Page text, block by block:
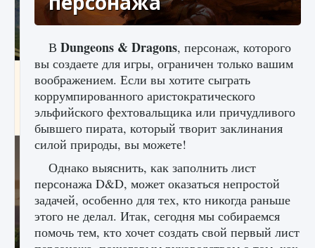
Как исправить ошибку Palworld «Идет
сохранение мира — Невозможно начать
сохранение данных мира»
9 августа 2024 2 511 0 0
В Dungeons & Dragons, персонаж, которого
вы создаете для игры, ограничен только вашим
воображением. Если вы хотите сыграть
коррумпированного аристократического
эльфийского фехтовальщика или причудливого
бывшего пирата, который творит заклинания
силой природы, вы можете!
Однако выяснить, как заполнить лист
персонажа D&D, может оказаться непростой
задачей, особенно для тех, кто никогда раньше
этого не делал. Итак, сегодня мы собираемся
помочь тем, кто хочет создать свой первый лист